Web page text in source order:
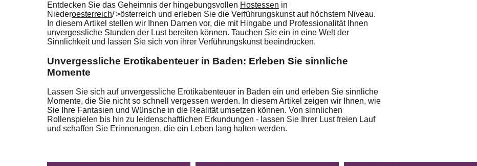
Entdecken Sie das Geheimnis der hingebungsvollen Hostessen in
Niederoesterreich/'>österreich und erleben Sie die Verführungskunst auf höchstem Niveau.
In diesem Artikel stellen wir Ihnen Damen vor, die mit Hingabe und Professionalität Ihnen
unvergessliche Stunden der Lust bereiten können. Tauchen Sie ein in eine Welt der
Sinnlichkeit und lassen Sie sich von ihrer Verführungskunst beeindrucken.
Unvergessliche Erotikabenteuer in Baden: Erleben Sie sinnliche
Momente
Lassen Sie sich auf unvergessliche Erotikabenteuer in Baden ein und erleben Sie sinnliche
Momente, die Sie nicht so schnell vergessen werden. In diesem Artikel zeigen wir Ihnen, wie
Sie Ihre Fantasien und Wünsche in die Realität umsetzen können. Von sinnlichen
Rollenspielen bis hin zu leidenschaftlichen Erkundungen - lassen Sie Ihrer Lust freien Lauf
und schaffen Sie Erinnerungen, die ein Leben lang halten werden.